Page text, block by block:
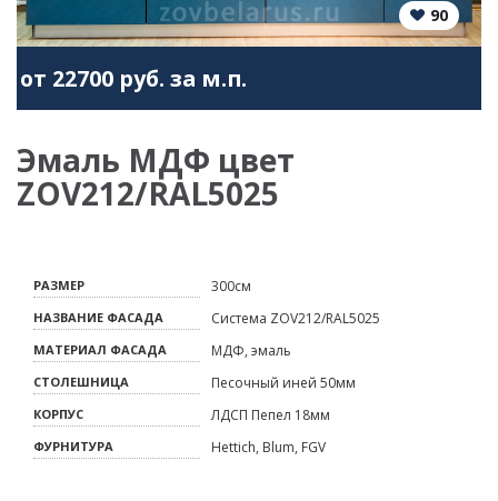
90
от 22700 руб. за м.п.
Эмаль МДФ цвет
ZOV212/RAL5025
РАЗМЕР 300см
НАЗВАНИЕ ФАСАДА Система ZOV212/RAL5025
МАТЕРИАЛ ФАСАДА МДФ, эмаль
СТОЛЕШНИЦА Песочный иней 50мм
КОРПУС ЛДСП Пепел 18мм
ФУРНИТУРА Hettich, Blum, FGV